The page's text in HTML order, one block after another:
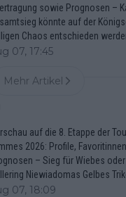
sowie Prognosen –
könnte auf der
Chaos entschieden
07, 17:45
Mehr Artikel
auf die 8. Etappe der
2026: Profile,
– Sieg für Wiebes
Niewiadomas Gelbes
07, 18:09